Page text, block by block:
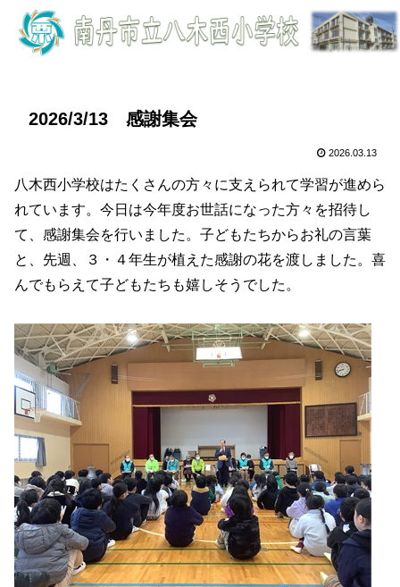
2026/3/13 感謝集会
2026.03.13
八木西小学校はたくさんの方々に支えられて学習が進めら
れています。今日は今年度お世話になった方々を招待し
て、感謝集会を行いました。子どもたちからお礼の言葉
と、先週、３・４年生が植えた感謝の花を渡しました。喜
んでもらえて子どもたちも嬉しそうでした。